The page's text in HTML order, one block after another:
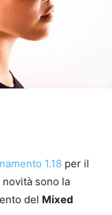
1.18 per il
sono la
del Mixed